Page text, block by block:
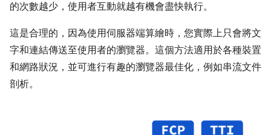
的次數越少，使用者互動就越有機會盡快執行。
這是合理的，因為使用伺服器端算繪時，您實際上只會將文
字和連結傳送至使用者的瀏覽器。這個方法適用於各種裝置
和網路狀況，並可進行有趣的瀏覽器最佳化，例如串流文件
剖析。